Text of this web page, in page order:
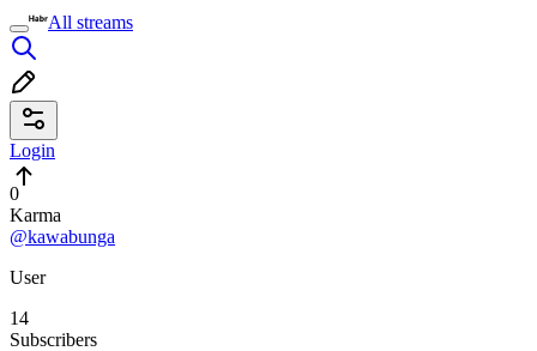
All streams
Login
0
Karma
@kawabunga
User
14
Subscribers